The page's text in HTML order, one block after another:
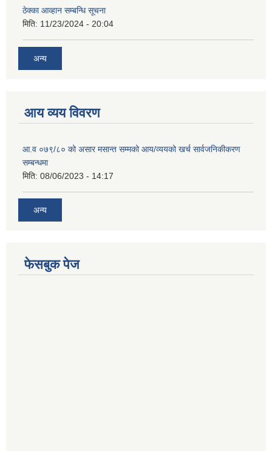
ठेक्का आव्हान सम्बन्धि सूचना
मिति: 11/23/2024 - 20:04
अन्य
आय व्यय विवरण
आ.व ०७९/८० को असार मसान्त सम्मको आय/व्ययको खर्च सार्वजनिकीकरण
सम्बन्धमा
मिति: 08/06/2023 - 14:17
अन्य
फेसबुक पेज